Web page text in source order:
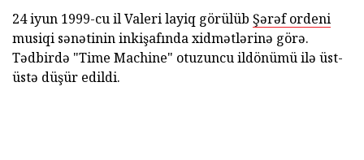
24 iyun 1999-cu il Valeri layiq görülüb Şərəf ordeni
musiqi sənətinin inkişafında xidmətlərinə görə.
Tədbirdə "Time Machine" otuzuncu ildönümü ilə üst-
üstə düşür edildi.